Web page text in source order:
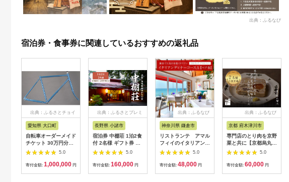
出典：ふるなび
宿泊券・食事券に関連しているおすすめの返礼品
出典：ふるさとチョイ
愛知県 大口町
自転車オーダーメイド
チケット 30万円分
【1360365】
5.0
寄付金額: 1,000,000 円
出典：ふるさとプレミ
長野県 小諸市
宿泊券 中棚荘 1泊2食
付 2名様 ギフト券 チ
ケット 券 宿泊 旅行
5.0
寄付金額: 160,000 円
出典：ふるなび
神奈川県 鎌倉市
リストランテ アマル
フィイのイタリアンデ
ィナーコースA ペア
5.0
寄付金額: 48,000 円
出典：ふるなび
京都 府木津川市
専門店のとり肉を京野
菜と共に【京都烏丸御
池】で味わう2名様焼
鳥コースお食事券
064-15
5.0
寄付金額: 60,000 円